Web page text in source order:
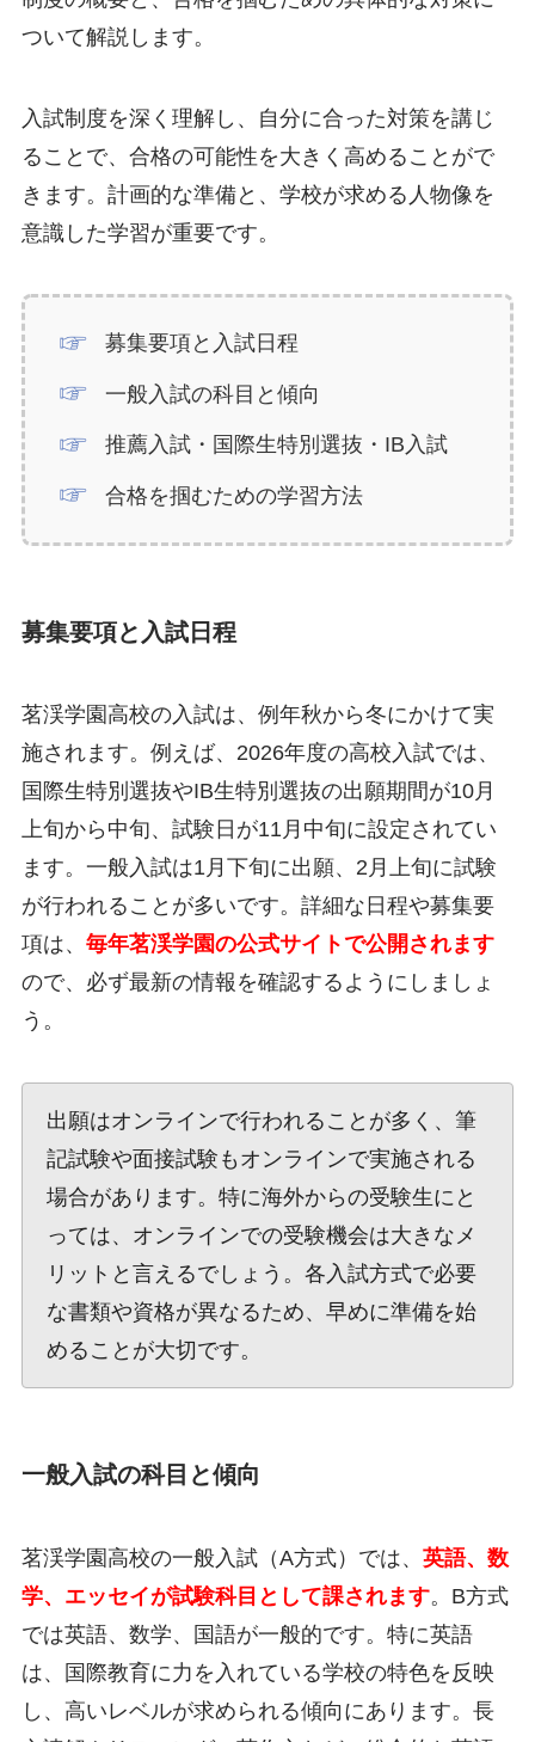
ついて解説します。
入試制度を深く理解し、自分に合った対策を講じ
ることで、合格の可能性を大きく高めることがで
きます。計画的な準備と、学校が求める人物像を
意識した学習が重要です。
募集要項と入試日程
一般入試の科目と傾向
推薦入試・国際生特別選抜・IB入試
合格を掴むための学習方法
募集要項と入試日程
茗渓学園高校の入試は、例年秋から冬にかけて実
施されます。例えば、2026年度の高校入試では、
国際生特別選抜やIB生特別選抜の出願期間が10月
上旬から中旬、試験日が11月中旬に設定されてい
ます。一般入試は1月下旬に出願、2月上旬に試験
が行われることが多いです。詳細な日程や募集要
項は、 毎年茗渓学園の公式サイトで公開されます
ので、必ず最新の情報を確認するようにしましょ
う。
出願はオンラインで行われることが多く、筆
記試験や面接試験もオンラインで実施される
場合があります。特に海外からの受験生にと
っては、オンラインでの受験機会は大きなメ
リットと言えるでしょう。各入試方式で必要
な書類や資格が異なるため、早めに準備を始
めることが大切です。
一般入試の科目と傾向
茗渓学園高校の一般入試（A方式）では、 英語、数
学、エッセイが試験科目として課されます。B方式
では英語、数学、国語が一般的です。特に英語
は、国際教育に力を入れている学校の特色を反映
し、高いレベルが求められる傾向にあります。長